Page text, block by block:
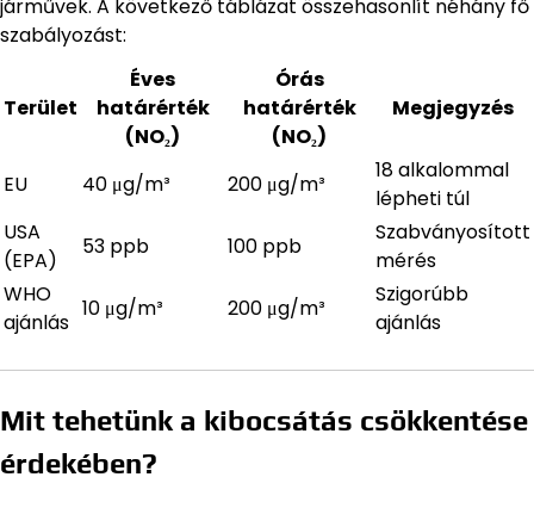
járművek. A következő táblázat összehasonlít néhány fő
szabályozást:
Terület
Éves
határérték
(NO₂)
Órás
határérték
(NO₂)
Megjegyzés
EU 40 μg/m³ 200 μg/m³
18 alkalommal
lépheti túl
USA
(EPA)
53 ppb 100 ppb
Szabványosított
mérés
WHO
ajánlás
10 μg/m³ 200 μg/m³
Szigorúbb
ajánlás
Mit tehetünk a kibocsátás csökkentése
érdekében?